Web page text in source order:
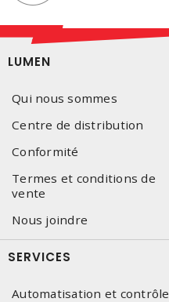
LUMEN
Qui nous sommes
Centre de distribution
Conformité
Termes et conditions de
vente
Nous joindre
SERVICES
Automatisation et contrôle